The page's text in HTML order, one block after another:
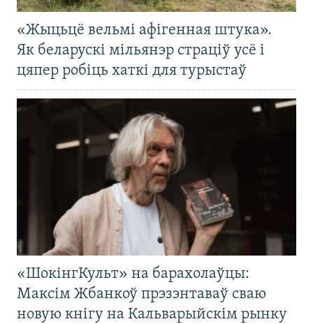
«Жыцьцё вельмі афігенная штука».
Як беларускі мільянэр страціў усё і
цяпер робіць хаткі для турыстаў
«ШокінгКульт» на барахолаўцы:
Максім Жбанкоў прэзэнтаваў сваю
новую кнігу на Кальварыйскім рынку